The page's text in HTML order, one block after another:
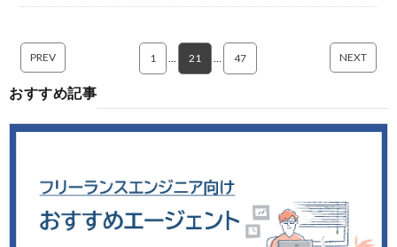
PREV 1 21 47 NEXT
おすすめ記事